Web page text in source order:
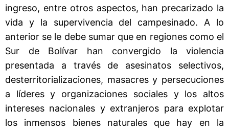
ingreso, entre otros aspectos, han precarizado la
vida y la supervivencia del campesinado. A lo
anterior se le debe sumar que en regiones como el
Sur de Bolívar han convergido la violencia
presentada a través de asesinatos selectivos,
desterritorializaciones, masacres y persecuciones
a líderes y organizaciones sociales y los altos
intereses nacionales y extranjeros para explotar
los inmensos bienes naturales que hay en la